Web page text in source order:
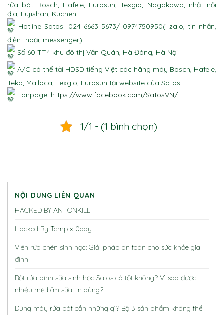
rửa bát Bosch, Hafele, Eurosun, Texgio, Nagakawa, nhật nội
địa, Fujishan, Kuchen….
Hotline Satos: 024 6663 5673/ 0974750950( zalo, tin nhắn,
điện thoại, messenger)
Số 60 TT4 khu đô thị Văn Quán, Hà Đông, Hà Nội
A/C có thể tải HDSD tiếng Việt các hãng máy Bosch, Hafele,
Teka, Malloca, Texgio, Eurosun tại website của Satos.
Fanpage: https://www.facebook.com/SatosVN/
1/1 - (1 bình chọn)
NỘI DUNG LIÊN QUAN
HACKED BY ANTONKILL
Hacked By Tempix 0day
Viên rửa chén sinh học: Giải pháp an toàn cho sức khỏe gia
đình
Bột rửa bình sữa sinh học Satos có tốt không? Vì sao được
nhiều mẹ bỉm sữa tin dùng?
Dùng máy rửa bát cần những gì? Bộ 3 sản phẩm không thể